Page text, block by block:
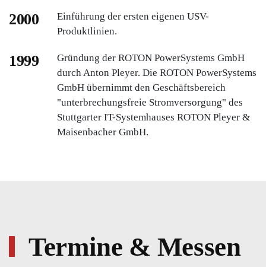
2000
Einführung der ersten eigenen USV-
Produktlinien.
1999
Gründung der ROTON PowerSystems GmbH
durch Anton Pleyer. Die ROTON PowerSystems
GmbH übernimmt den Geschäftsbereich
"unterbrechungsfreie Stromversorgung" des
Stuttgarter IT-Systemhauses ROTON Pleyer &
Maisenbacher GmbH.
Termine & Messen